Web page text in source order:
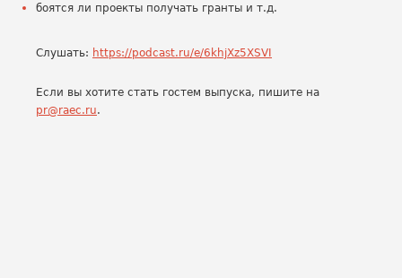
боятся ли проекты получать гранты и т.д.
Слушать: https://podcast.ru/e/6khjXz5XSVI
Если вы хотите стать гостем выпуска, пишите на
pr@raec.ru.